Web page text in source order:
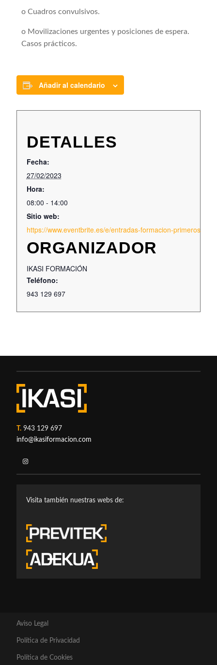
o Cuadros convulsivos.
o Movilizaciones urgentes y posiciones de espera.
Casos prácticos.
Añadir al calendario
DETALLES
Fecha:
27/02/2023
Hora:
08:00 - 14:00
Sitio web:
https://www.eventbrite.es/e/entradas-formacion-primeros-
ORGANIZADOR
IKASI FORMACIÓN
Teléfono:
943 129 697
T.943 129 697
info@ikasiformacion.com
Visita también nuestras webs de:
Aviso Legal
Política de Privacidad
Política de Cookies